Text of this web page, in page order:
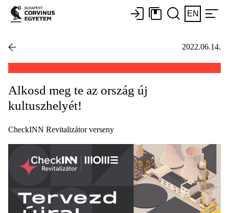
EN
2022.06.14.
Alkosd meg te az ország új
kultuszhelyét!
CheckINN Revitalizátor verseny